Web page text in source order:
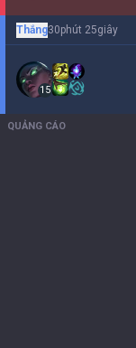
Thắng30phút 25giây
15
QUẢNG CÁO